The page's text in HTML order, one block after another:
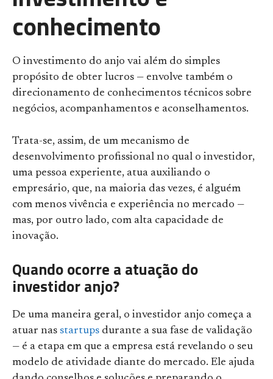
conhecimento
O investimento do anjo vai além do simples
propósito de obter lucros — envolve também o
direcionamento de conhecimentos técnicos sobre
negócios, acompanhamentos e aconselhamentos.
Trata-se, assim, de um mecanismo de
desenvolvimento profissional no qual o investidor,
uma pessoa experiente, atua auxiliando o
empresário, que, na maioria das vezes, é alguém
com menos vivência e experiência no mercado —
mas, por outro lado, com alta capacidade de
inovação.
Quando ocorre a atuação do
investidor anjo?
De uma maneira geral, o investidor anjo começa a
atuar nas startups durante a sua fase de validação
— é a etapa em que a empresa está revelando o seu
modelo de atividade diante do mercado. Ele ajuda